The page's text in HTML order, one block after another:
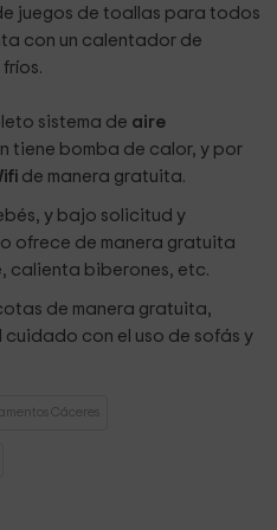
juegos de toallas para todos
con un calentador de
sistema de aire
tiene bomba de calor, y por
de manera gratuita.
y bajo solicitud y
ofrece de manera gratuita
calienta biberones, etc.
de manera gratuita,
con el uso de sofás y
Cáceres